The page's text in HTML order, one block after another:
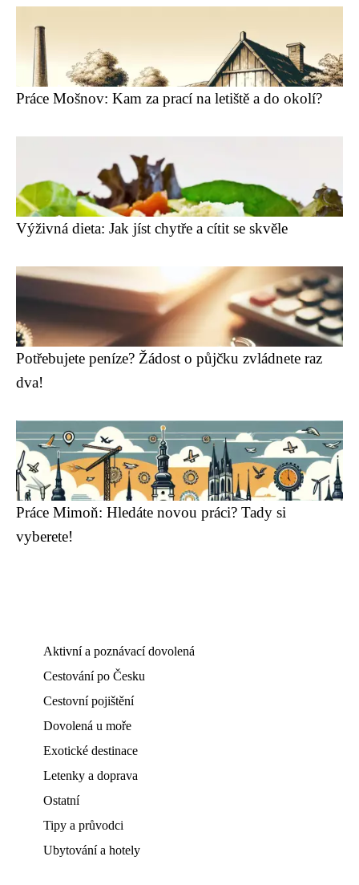
Práce Mošnov: Kam za prací na letiště a do okolí?
Výživná dieta: Jak jíst chytře a cítit se skvěle
Potřebujete peníze? Žádost o půjčku zvládnete raz
dva!
Práce Mimoň: Hledáte novou práci? Tady si
vyberete!
Aktivní a poznávací dovolená
Cestování po Česku
Cestovní pojištění
Dovolená u moře
Exotické destinace
Letenky a doprava
Ostatní
Tipy a průvodci
Ubytování a hotely